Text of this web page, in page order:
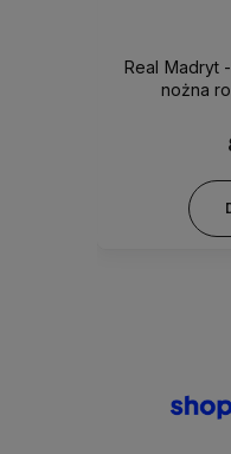
Real Madryt
nożna